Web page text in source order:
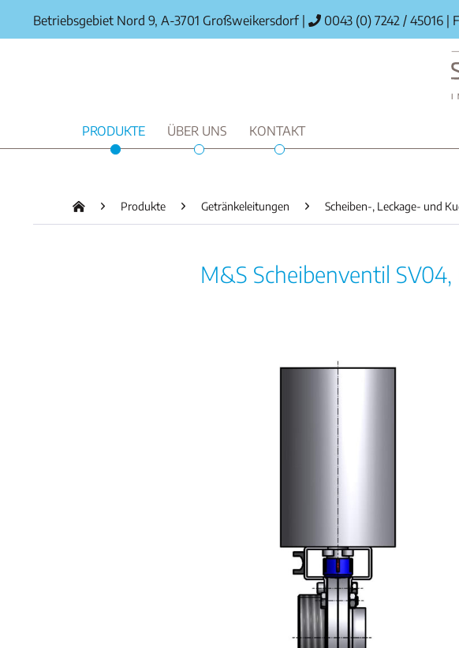
Betriebsgebiet Nord 9, A-3701 Großweikersdorf 0043 (0) 7242 / 45016
PRODUKTE ÜBER UNS KONTAKT
Produkte Getränkeleitungen Scheiben-, Leckage- und
M&S Scheibenventil